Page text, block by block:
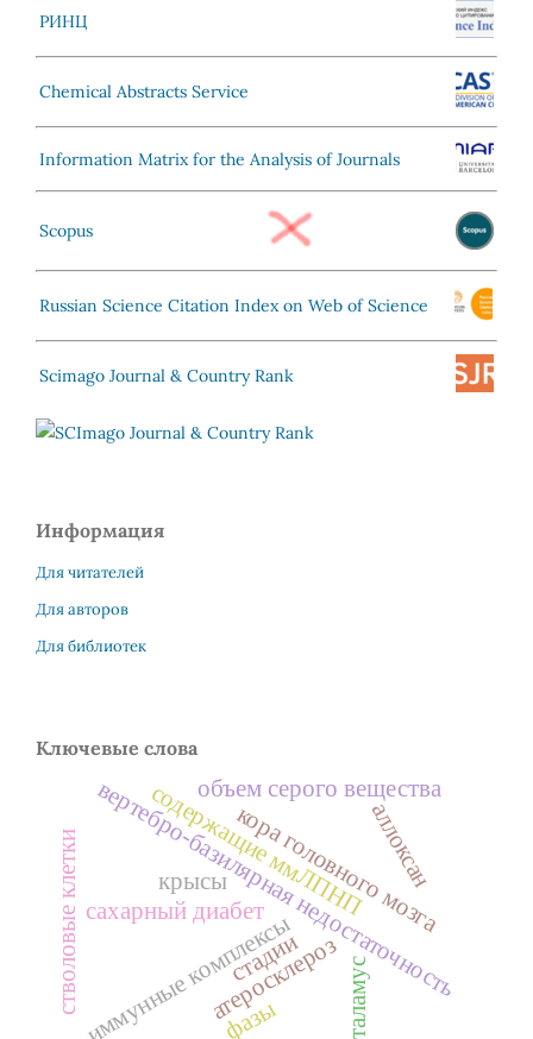
РИНЦ
Chemical Abstracts Service
Information Matrix for the Analysis of Journals
Scopus
Russian Science Citation Index on Web of Science
Scimago Journal & Country Rank
Информация
Для читателей
Для авторов
Для библиотек
Ключевые слова
вертебро-базилярная недостаточность
атеросклероз
иммунные комплексы
содержащие ммЛПНП
кора головного мозга
таламус
объем серого вещества
сахарный диабет
аллоксан
фазы
стадии
стволовые клетки крысы